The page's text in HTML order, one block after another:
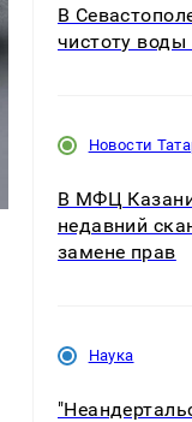
В
чистоту
Новости
В МФЦ
недавний
замене прав
Наука